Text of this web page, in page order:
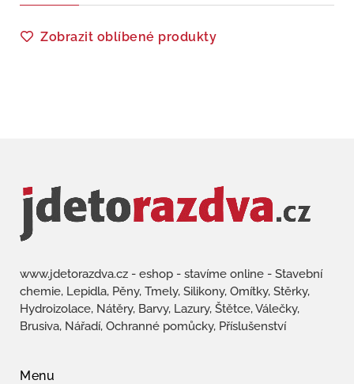
Zobrazit oblíbené produkty
www.jdetorazdva.cz - eshop - stavíme online - Stavební
chemie, Lepidla, Pěny, Tmely, Silikony, Omítky, Stěrky,
Hydroizolace, Nátěry, Barvy, Lazury, Štětce, Válečky,
Brusiva, Nářadí, Ochranné pomůcky, Příslušenství
Menu